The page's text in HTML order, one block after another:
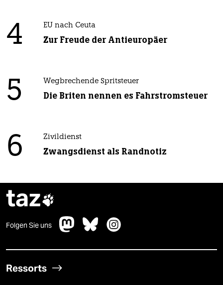
4 EU nach Ceuta
Zur Freude der Antieuropäer
5 Wegbrechende Spritsteuer
Die Briten nennen es Fahrstromsteuer
6 Zivildienst
Zwangsdienst als Randnotiz
taz
Folgen Sie uns
Ressorts